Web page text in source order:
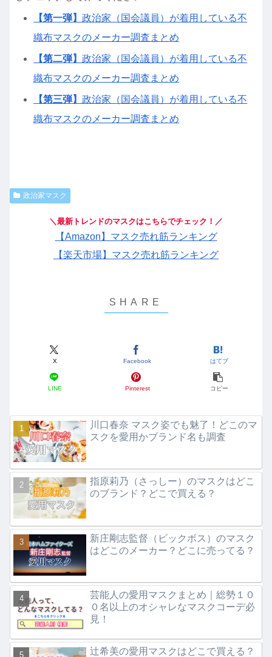
【第一弾】政治家（国会議員）が着用している不
織布マスクのメーカー調査まとめ
【第二弾】政治家（国会議員）が着用している不
織布マスクのメーカー調査まとめ
【第三弾】政治家（国会議員）が着用している不
織布マスクのメーカー調査まとめ
政治家マスク
＼最新トレンドのマスクはこちらでチェック！／
【Amazon】マスク売れ筋ランキング
【楽天市場】マスク売れ筋ランキング
X Facebook はてブ
LINE Pinterest コピー
川口春奈 マスク姿でも魅了！どこのマ
スクを愛用かブランド名も調査
指原莉乃（さっしー）のマスクはどこ
のブランド？どこで買える？
新庄剛志監督（ビックボス）のマスク
はどこのメーカー？どこに売ってる？
芸能人の愛用マスクまとめ｜総勢１０
０名以上のオシャレなマスクコーデ必
見！
辻希美の愛用マスクはどこで買える？